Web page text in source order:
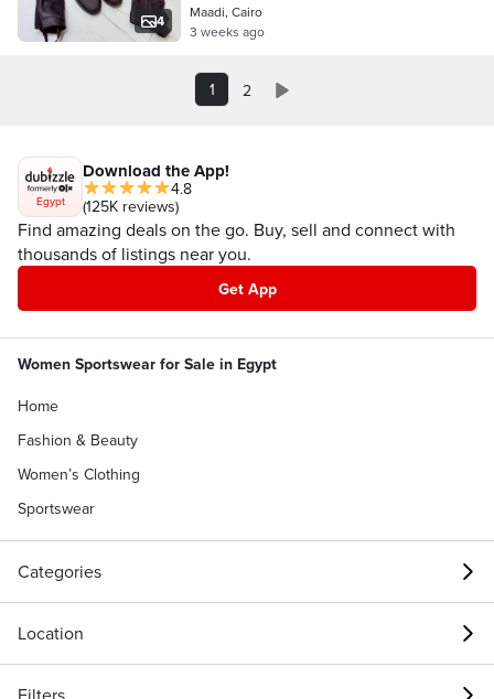
4
Maadi, Cairo
3 weeks ago
1 2
Egypt
Download the App!
4.8
(125K reviews)
Find amazing deals on the go. Buy, sell and connect with
thousands of listings near you.
Get App
Women Sportswear for Sale in Egypt
Home
Fashion & Beauty
Women’s Clothing
Sportswear
Categories
Location